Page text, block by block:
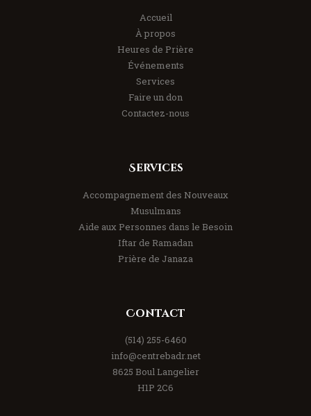
Accueil
À propos
Heures de Prière
Événements
Services
Faire un don
Contactez-nous
Services
Accompagnement des Nouveaux
Musulmans
Aide aux Personnes dans le Besoin
Iftar de Ramadan
Prière de Janaza
Contact
(514) 255-6460
info@centrebadr.net
8625 Boul Langelier
H1P 2C6